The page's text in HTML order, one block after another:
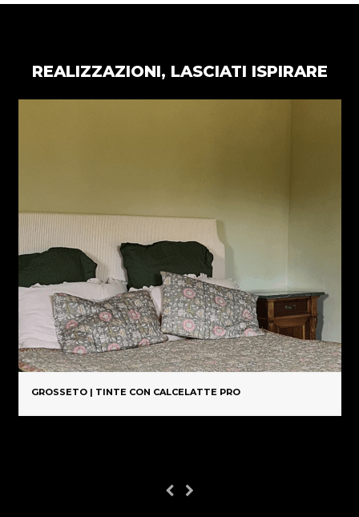
REALIZZAZIONI, LASCIATI ISPIRARE
GROSSETO | TINTE CON CALCELATTE PRO